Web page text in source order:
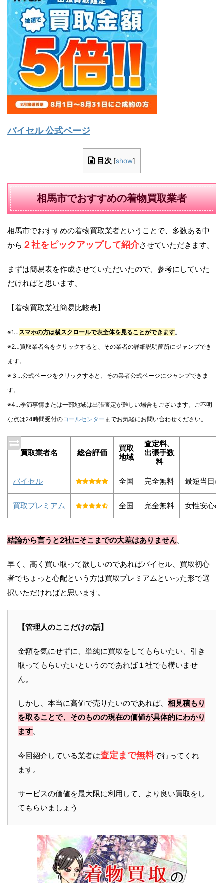
バイセル 公式ページ
目次 [show]
相馬市でおすすめの着物買取業者
相馬市でおすすめの着物買取業者ということで、多数ある中
から ２社をピックアップして紹介させていただきます。
まずは簡易表を作成させていただいたので、参考にしていた
だければと思います。
【着物買取業社簡易比較表】
※1… スマホの方は横スクロールで表全体を見ることができます。
※2…買取業者名をクリックすると、その業者の詳細説明箇所にジャンプでき
ます。
※３…公式ページをクリックすると、その業者公式ページにジャンプできま
す。
※4…季節事情または一部地域は出張査定が難しい場合もございます。ご不明
な点は24時間受付のコールセンター までお気軽にお問い合わせください。
買取業者名 総合評価
買取
地域
査定料、
出張手数
料
バイセル 全国 完全無料 最短当日
買取プレミアム 全国 完全無料 女性安心
結論から言うと2社にそこまでの大差はありません。
早く、高く買い取って欲しいのであればバイセル、買取初心
者でちょっと心配という方は買取プレミアムといった形で選
択いただければと思います。
【管理人のここだけの話】
金額を気にせずに、単純に買取をしてもらいたい、引き
取ってもらいたいというのであれば１社でも構いませ
ん。
しかし、本当に高値で売りたいのであれば、 相見積もり
を取ることで、そのものの現在の価値が具体的にわかり
ます。
今回紹介している業者は査定まで無料で行ってくれ
ます。
サービスの価値を最大限に利用して、より良い買取をし
てもらいましょう